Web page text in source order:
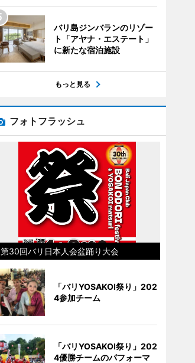
バリ島ジンバランのリゾー
ト「アヤナ・エステート」
に新たな宿泊施設
もっと見る
フォトフラッシュ
第30回バリ日本人会盆踊り大会
「バリYOSAKOI祭り」202
4参加チーム
「バリYOSAKOI祭り」202
4優勝チームのパフォーマ